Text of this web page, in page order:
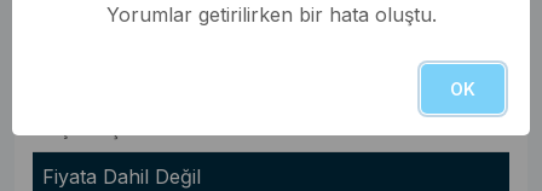
Fiyata Dahil Değil
Yorumlar getirilirken bir hata oluştu.
OK